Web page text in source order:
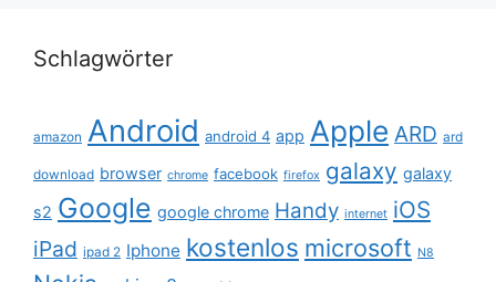
Schlagwörter
amazon Android android 4 app Apple ARD ard
download browser chrome facebook firefox galaxy galaxy
s2 Google google chrome Handy internet iOS
iPad ipad 2 Iphone kostenlos microsoft N8